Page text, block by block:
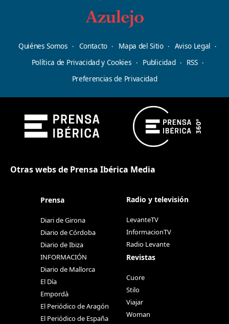
Quiénes Somos Contacto Mapa del Sitio
Aviso Legal
Política de Privacidad y Cookies
Publicidad
RSS
Preferencias de Privacidad
Otras webs de Prensa Ibérica Media
Prensa
Diari de Girona
Diario de Córdoba
Diario de Ibiza
INFORMACIÓN
Diario de Mallorca
El Día
Empordà
El Periódico de Aragón
El Periódico de España
Radio y televisión
LevanteTV
InformacionTV
Radio Levante
Revistas
Cuore
Stilo
Viajar
Woman